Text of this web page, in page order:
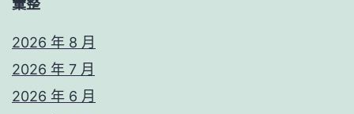
彙整
2026 年 8 月
2026 年 7 月
2026 年 6 月